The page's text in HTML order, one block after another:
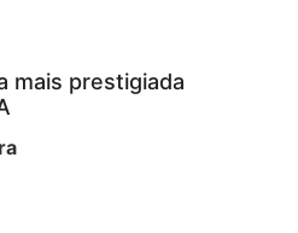
mais prestigiada